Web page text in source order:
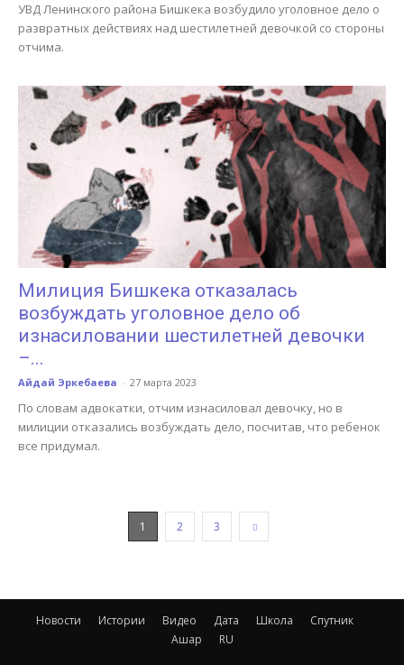
УВД Ленинского района Бишкека возбудило уголовное дело о
развратных действиях над шестилетней девочкой со стороны
отчима.
Милиция Бишкека отказалась
возбуждать уголовное дело об
изнасиловании шестилетней девочки
–...
Айдай Эркебаева - 27 марта 2023
По словам адвокатки, отчим изнасиловал девочку, но в
милиции отказались возбуждать дело, посчитав, что ребенок
все придумал.
1 2 3
Новости Истории Видео Дата Школа
Спутник
Ашар
RU